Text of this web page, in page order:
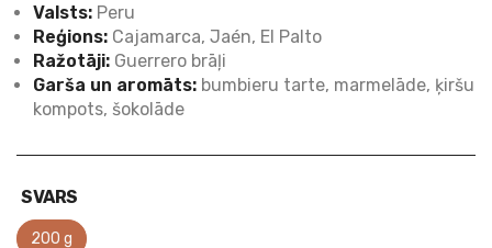
Valsts: Peru
Reģions: Cajamarca, Jaén, El Palto
Ražotāji: Guerrero brāļi
Garša un aromāts: bumbieru tarte, marmelāde, ķiršu
kompots, šokolāde
SVARS
200 g